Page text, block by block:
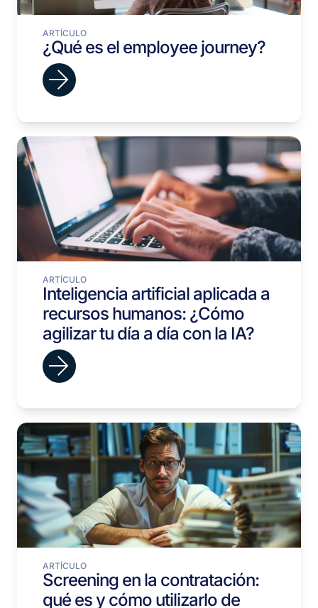
ARTÍCULO
¿Qué es el employee journey?
ARTÍCULO
Inteligencia artificial aplicada a
recursos humanos: ¿Cómo
agilizar tu día a día con la IA?
ARTÍCULO
Screening en la contratación:
qué es y cómo utilizarlo de